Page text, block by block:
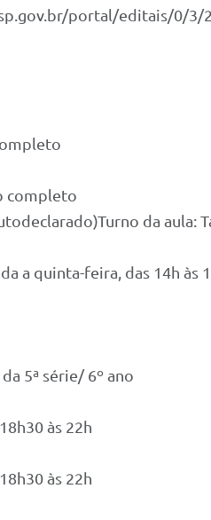
portal/editais/0/3/
completo
da aula:
a quinta-feira, das 14h às
5ª série/ 6º ano
às 22h
às 22h